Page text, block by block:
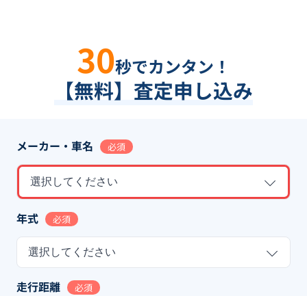
30秒でカンタン！
【無料】査定申し込み
メーカー・車名 必須
選択してください
年式 必須
選択してください
走行距離 必須